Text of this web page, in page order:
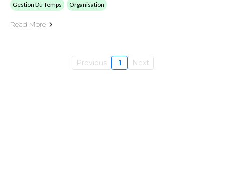
Gestion Du Temps Organisation
Read More
Previous 1 Next